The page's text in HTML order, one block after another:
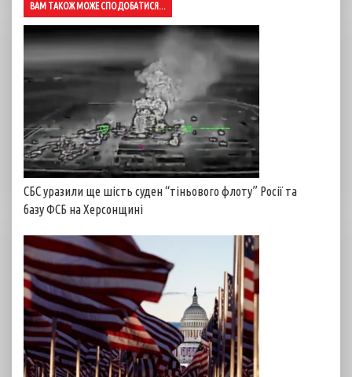
ВАМ ТАКОЖ МОЖЕ СПОДОБАТИСЯ...
СБС уразили ще шість суден “тіньового флоту” Росії та
базу ФСБ на Херсонщині